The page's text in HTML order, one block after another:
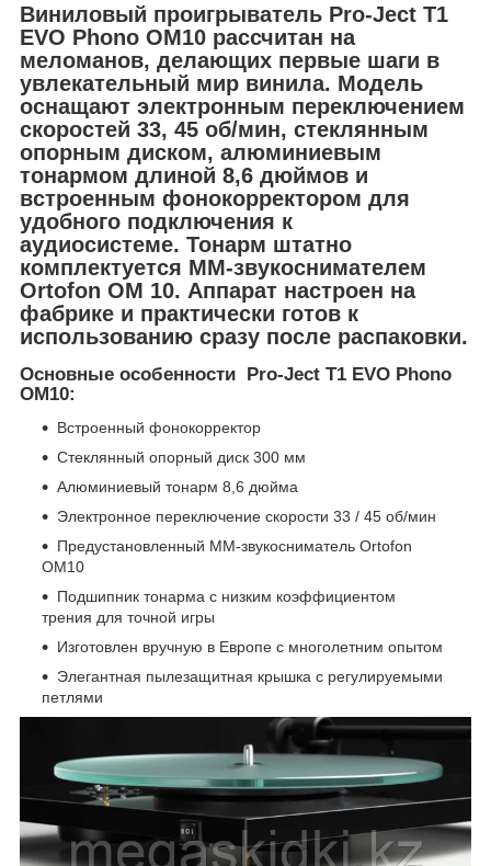
Виниловый проигрыватель Pro-Ject T1
EVO Phono OM10 рассчитан на
меломанов, делающих первые шаги в
увлекательный мир винила. Модель
оснащают электронным переключением
скоростей 33, 45 об/мин, стеклянным
опорным диском, алюминиевым
тонармом длиной 8,6 дюймов и
встроенным фонокорректором для
удобного подключения к
аудиосистеме. Тонарм штатно
комплектуется MM-звукоснимателем
Ortofon OM 10. Аппарат настроен на
фабрике и практически готов к
использованию сразу после распаковки.
Основные особенности Pro-Ject T1 EVO Phono
OM10:
Встроенный фонокорректор
Стеклянный опорный диск 300 мм
Алюминиевый тонарм 8,6 дюйма
Электронное переключение скорости 33 / 45 об/мин
Предустановленный MM-звукосниматель Ortofon
OM10
Подшипник тонарма с низким коэффициентом
трения для точной игры
Изготовлен вручную в Европе с многолетним опытом
Элегантная пылезащитная крышка с регулируемыми
петлями